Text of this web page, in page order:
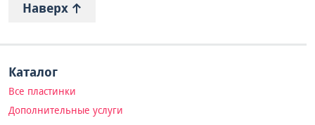
Наверх
Каталог
Все пластинки
Дополнительные услуги